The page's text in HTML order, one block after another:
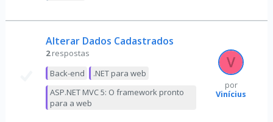
Alterar Dados Cadastrados
2 respostas
Back-end
.NET para web
ASP.NET MVC 5: O framework pronto
para a web
por
Vinícius